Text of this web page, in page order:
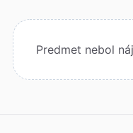
Predmet nebol